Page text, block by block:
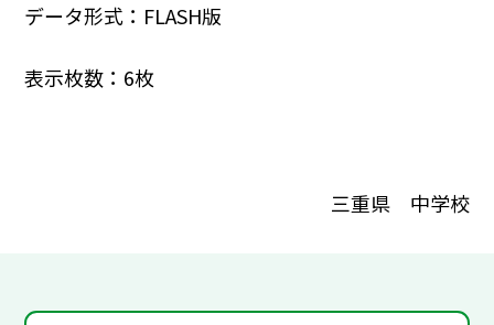
データ形式：FLASH版
表示枚数：6枚
三重県 中学校